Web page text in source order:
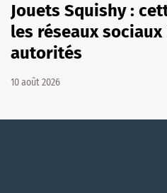
Jouets Squishy :
les réseaux
autorités
10 août 2026